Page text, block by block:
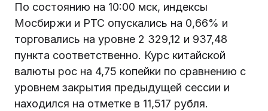
По состоянию на 10:00 мск, индексы
Мосбиржи и РТС опускались на 0,66% и
торговались на уровне 2 329,12 и 937,48
пункта соответственно. Курс китайской
валюты рос на 4,75 копейки по сравнению с
уровнем закрытия предыдущей сессии и
находился на отметке в 11,517 рубля.